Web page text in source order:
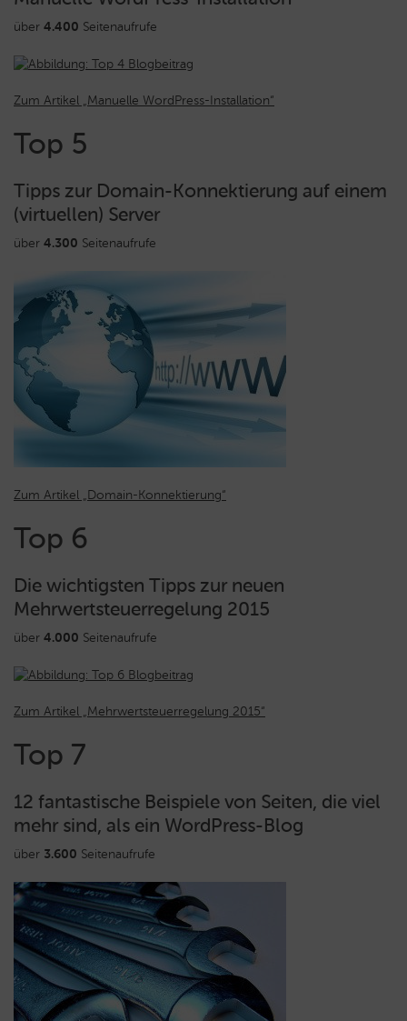
über 4.400 Seitenaufrufe
Zum Artikel „Manuelle WordPress-Installation“
Top 5
Tipps zur Domain-Konnektierung auf einem
(virtuellen) Server
über 4.300 Seitenaufrufe
Zum Artikel „Domain-Konnektierung“
Top 6
Die wichtigsten Tipps zur neuen
Mehrwertsteuerregelung 2015
über 4.000 Seitenaufrufe
Zum Artikel „Mehrwertsteuerregelung 2015“
Top 7
12 fantastische Beispiele von Seiten, die viel
mehr sind, als ein WordPress-Blog
über 3.600 Seitenaufrufe